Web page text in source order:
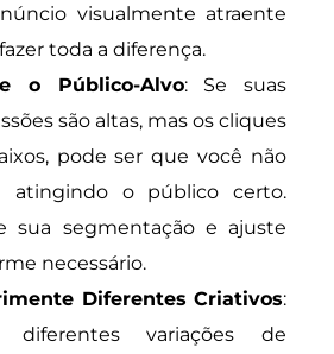
visualmente atraente
toda a diferença.
o Público-Alvo: Se suas
são altas, mas os cliques
pode ser que você não
atingindo o público certo.
sua segmentação e ajuste
necessário.
Diferentes Criativos:
diferentes variações de